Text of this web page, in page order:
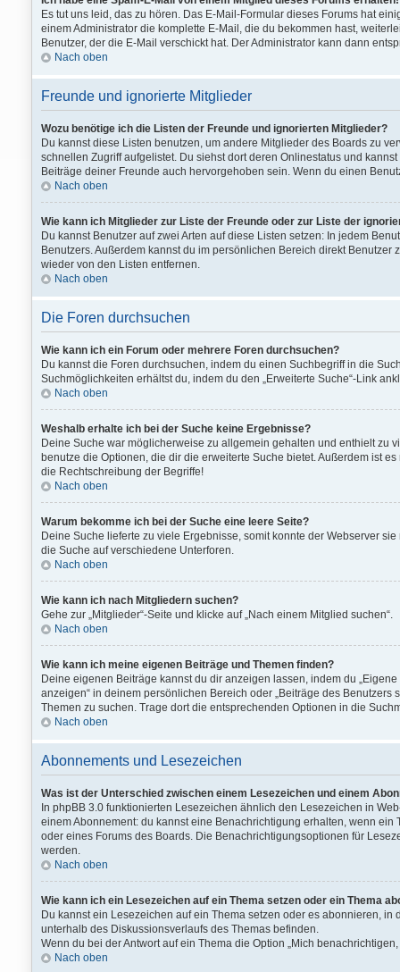
Es tut uns leid, das zu hören. Das E-Mail-Formular dieses Forums hat
einem Administrator die komplette E-Mail, die du bekommen hast,
Benutzer, der die E-Mail verschickt hat. Der Administrator kann dann
Nach oben
Freunde und ignorierte Mitglieder
Wozu benötige ich die Listen der Freunde und ignorierten Mitglieder?
Du kannst diese Listen benutzen, um andere Mitglieder des Boards zu
schnellen Zugriff aufgelistet. Du siehst dort deren Onlinestatus und
Beiträge deiner Freunde auch hervorgehoben sein. Wenn du einen
Nach oben
Wie kann ich Mitglieder zur Liste der Freunde oder zur Liste der
Du kannst Benutzer auf zwei Arten auf diese Listen setzen: In jedem
Benutzers. Außerdem kannst du im persönlichen Bereich direkt
wieder von den Listen entfernen.
Nach oben
Die Foren durchsuchen
Wie kann ich ein Forum oder mehrere Foren durchsuchen?
Du kannst die Foren durchsuchen, indem du einen Suchbegriff in die
Suchmöglichkeiten erhältst du, indem du den „Erweiterte Suche“-Link
Nach oben
Weshalb erhalte ich bei der Suche keine Ergebnisse?
Deine Suche war möglicherweise zu allgemein gehalten und enthielt zu
benutze die Optionen, die dir die erweiterte Suche bietet. Außerdem ist
die Rechtschreibung der Begriffe!
Nach oben
Warum bekomme ich bei der Suche eine leere Seite?
Deine Suche lieferte zu viele Ergebnisse, somit konnte der Webserver
die Suche auf verschiedene Unterforen.
Nach oben
Wie kann ich nach Mitgliedern suchen?
Gehe zur „Mitglieder“-Seite und klicke auf „Nach einem Mitglied suchen“.
Nach oben
Wie kann ich meine eigenen Beiträge und Themen finden?
Deine eigenen Beiträge kannst du dir anzeigen lassen, indem du
anzeigen“ in deinem persönlichen Bereich oder „Beiträge des
Themen zu suchen. Trage dort die entsprechenden Optionen in die
Nach oben
Abonnements und Lesezeichen
Was ist der Unterschied zwischen einem Lesezeichen und einem
In phpBB 3.0 funktionierten Lesezeichen ähnlich den Lesezeichen in
einem Abonnement: du kannst eine Benachrichtigung erhalten, wenn
oder eines Forums des Boards. Die Benachrichtigungsoptionen für
werden.
Nach oben
Wie kann ich ein Lesezeichen auf ein Thema setzen oder ein Thema
Du kannst ein Lesezeichen auf ein Thema setzen oder es abonnieren,
unterhalb des Diskussionsverlaufs des Themas befinden.
Wenn du bei der Antwort auf ein Thema die Option „Mich
Nach oben